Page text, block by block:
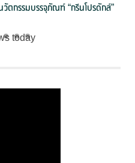
กรรมบรรจุภัณฑ์ “กรีนโปรดักส์”
today